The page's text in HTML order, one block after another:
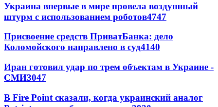
Украина впервые в мире провела воздушный
штурм с использованием роботов4747
Присвоение средств ПриватБанка: дело
Коломойского направлено в суд4140
Иран готовил удар по трем объектам в Украине -
СМИ3047
В Fire Point сказали, когда украинский аналог